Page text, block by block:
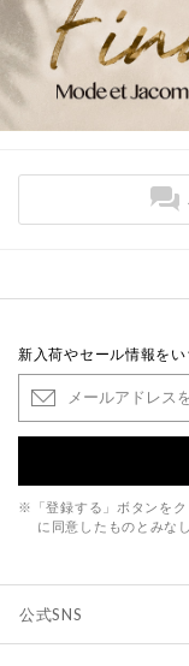
新入荷やセール情報をい
※「登録する」ボタンをク
に同意したものとみな
公式SNS